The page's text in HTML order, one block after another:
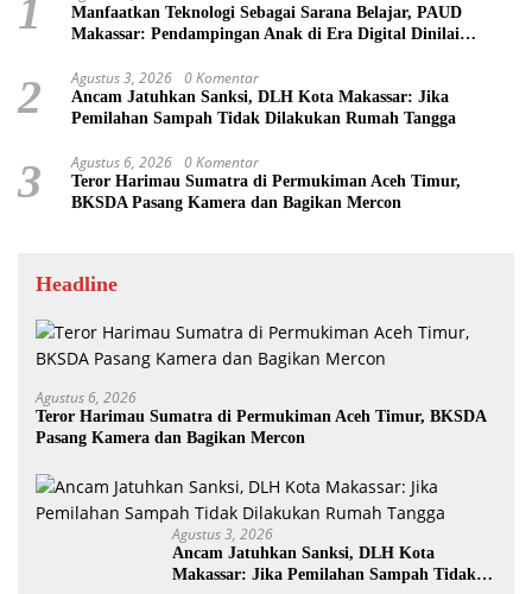
1
Manfaatkan Teknologi Sebagai Sarana Belajar, PAUD
Makassar: Pendampingan Anak di Era Digital Dinilai
2 Agustus 3, 2026 0 Komentar
Ancam Jatuhkan Sanksi, DLH Kota Makassar: Jika
Pemilahan Sampah Tidak Dilakukan Rumah Tangga
3 Agustus 6, 2026 0 Komentar
Teror Harimau Sumatra di Permukiman Aceh Timur,
BKSDA Pasang Kamera dan Bagikan Mercon
Headline
Agustus 6, 2026
Teror Harimau Sumatra di Permukiman Aceh Timur, BKSDA
Pasang Kamera dan Bagikan Mercon
Agustus 3, 2026
Ancam Jatuhkan Sanksi, DLH Kota
Makassar: Jika Pemilahan Sampah Tidak